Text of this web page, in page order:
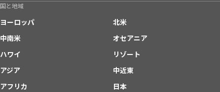
国と地域
ヨーロッパ
北米
中南米
オセアニア
ハワイ
リゾート
アジア
中近東
アフリカ
日本